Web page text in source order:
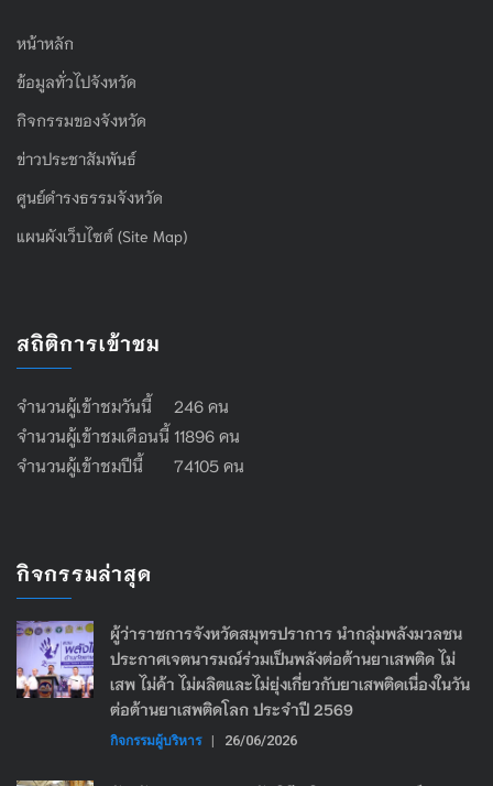
หน้าหลัก
ข้อมูลทั่วไปจังหวัด
กิจกรรมของจังหวัด
ข่าวประชาสัมพันธ์
ศูนย์ดำรงธรรมจังหวัด
แผนผังเว็บไซต์ (Site Map)
สถิติการเข้าชม
จำนวนผู้เข้าชมวันนี้ 246 คน
จำนวนผู้เข้าชมเดือนนี้ 11896 คน
จำนวนผู้เข้าชมปีนี้ 74105 คน
กิจกรรมล่าสุด
ผู้ว่าราชการจังหวัดสมุทรปราการ นำกลุ่มพลังมวลชน
ประกาศเจตนารมณ์ร่วมเป็นพลังต่อต้านยาเสพติด ไม่
เสพ ไม่ค้า ไม่ผลิตและไม่ยุ่งเกี่ยวกับยาเสพติดเนื่องในวัน
ต่อต้านยาเสพติดโลก ประจำปี 2569
กิจกรรมผู้บริหาร | 26/06/2026